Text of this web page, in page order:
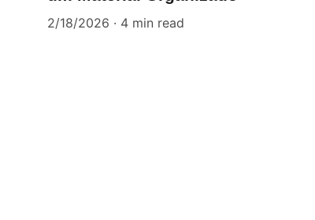
2/18/2026 4 min read